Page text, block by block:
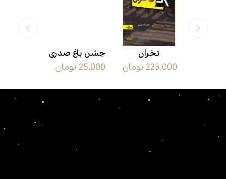
تخران
225,000 تومان
جشن باغ صدری
25,000 تومان